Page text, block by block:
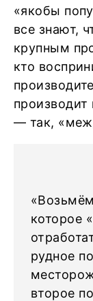
«якобы
все знают,
крупным
кто
производит
— так,
которое
рудное
второе